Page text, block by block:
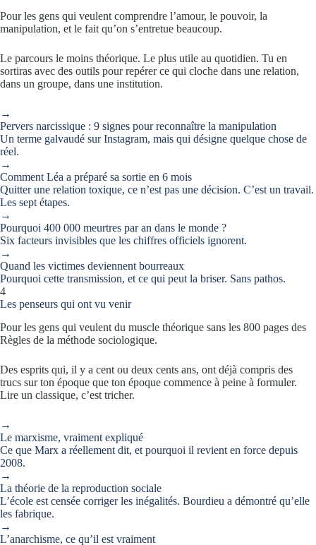
Pour les gens qui veulent comprendre l’amour, le pouvoir, la
manipulation, et le fait qu’on s’entretue beaucoup.
Le parcours le moins théorique. Le plus utile au quotidien. Tu en
sortiras avec des outils pour repérer ce qui cloche dans une relation,
dans un groupe, dans une institution.
→
Pervers narcissique : 9 signes pour reconnaître la manipulation
Un terme galvaudé sur Instagram, mais qui désigne quelque chose de
réel.
→
Comment Léa a préparé sa sortie en 6 mois
Quitter une relation toxique, ce n’est pas une décision. C’est un travail.
Les sept étapes.
→
Pourquoi 400 000 meurtres par an dans le monde ?
Six facteurs invisibles que les chiffres officiels ignorent.
→
Quand les victimes deviennent bourreaux
Pourquoi cette transmission, et ce qui peut la briser. Sans pathos.
4
Les penseurs qui ont vu venir
Pour les gens qui veulent du muscle théorique sans les 800 pages des
Règles de la méthode sociologique.
Des esprits qui, il y a cent ou deux cents ans, ont déjà compris des
trucs sur ton époque que ton époque commence à peine à formuler.
Lire un classique, c’est tricher.
→
Le marxisme, vraiment expliqué
Ce que Marx a réellement dit, et pourquoi il revient en force depuis
2008.
→
La théorie de la reproduction sociale
L’école est censée corriger les inégalités. Bourdieu a démontré qu’elle
les fabrique.
→
L’anarchisme, ce qu’il est vraiment